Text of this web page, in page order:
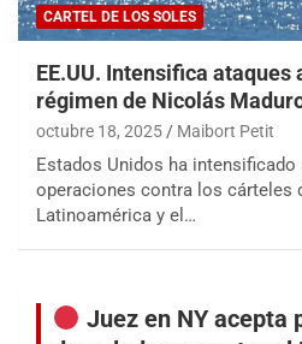
CARTEL DE LOS SOLES
EE.UU. Intensifica ataques
régimen de Nicolás
octubre 18, 2025 Maibort Petit
Estados Unidos ha
operaciones contra los cárteles
Latinoamérica y el…
Juez en NY acepta